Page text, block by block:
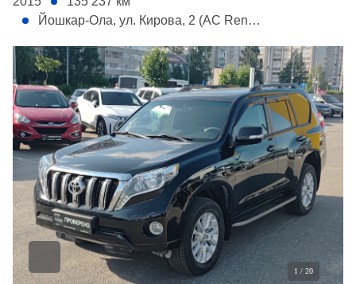
Йошкар-Ола, ул. Кирова, 2 (АС Renault)
1 - Задняя правая дверь
2 - Заднее правое крыло
1 / 20